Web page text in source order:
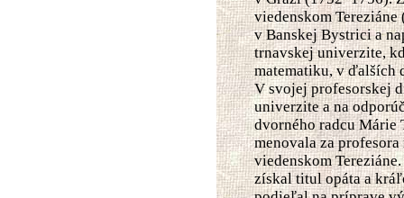
viedenskom
v Banskej Bystrici a
trnavskej univerzite,
matematiku, v ďalších
V svojej profesorskej
univerzite a na
dvorného radcu Márie
menovala za
viedenskom
získal titul opáta a